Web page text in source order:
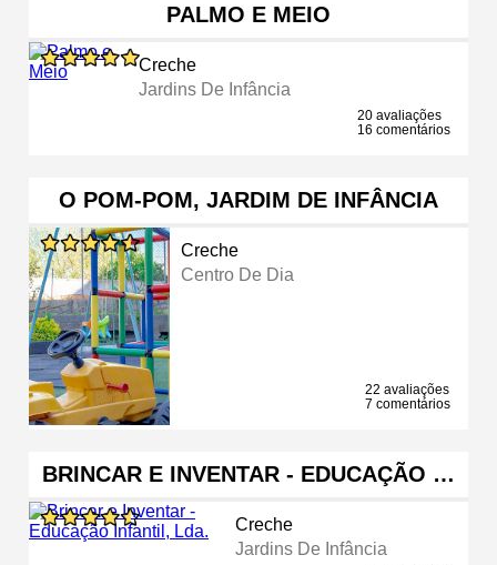
PALMO E MEIO
Creche
Jardins De Infância
20 avaliações
16 comentários
O POM-POM, JARDIM DE INFÂNCIA
Creche
Centro De Dia
22 avaliações
7 comentários
BRINCAR E INVENTAR - EDUCAÇÃO …
Creche
Jardins De Infância